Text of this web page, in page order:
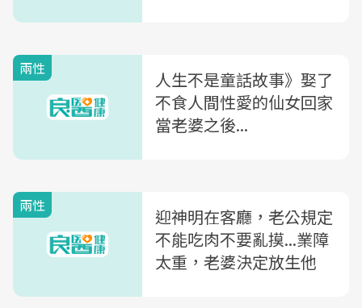
兩性
人生不是童話故事》娶了
不食人間性愛的仙女回家
當老婆之後...
兩性
迎神明在客廳，老公規定
不能吃肉不要亂摸...業障
太重，老婆決定放生他